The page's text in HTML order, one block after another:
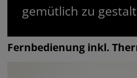
gemütlich zu
Fernbedienung inkl.